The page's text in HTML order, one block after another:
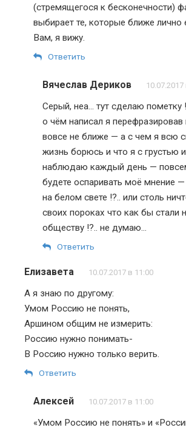
(стремящегося к бесконечности)
выбирает те, которые ближе лично
Вам, я вижу.
Ответить
Вячеслав Дериков 10.07.2017
Серый, неа… тут сделаю пометку
о чём написал я перефразировав
вовсе не ближе — а с чем я всю
жизнь борюсь и что я с грустью
наблюдаю каждый день —
будете оспаривать моё мнение
на белом свете !?.. или столь
своих пороках что как бы стали
обществу !?.. не думаю…
Ответить
Елизавета 10.07.2017 в 11:00
А я знаю по другому:
Умом Россию не понять,
Аршином общим не измерить:
Россию нужно понимать-
В Россию нужно только верить.
Ответить
Алексей 10.07.2017 в 11:00
«Умом Россию не понять» и